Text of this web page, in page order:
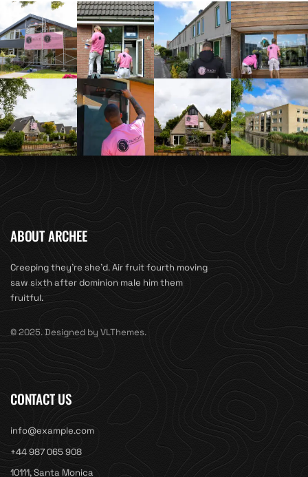
ABOUT ARCHEE
Creeping they’re she’d. Air fruit fourth moving
saw sixth after dominion male him them
fruitful.
© 2025. Designed by VLThemes.
CONTACT US
info@example.com
+44 987 065 908
10111, Santa Monica